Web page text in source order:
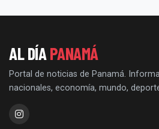
AL DÍA PANAMÁ
Portal de noticias de Panamá.
nacionales, economía, mundo,